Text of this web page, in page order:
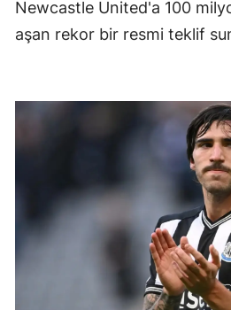
Newcastle United'a 100
aşan rekor bir resmi teklif